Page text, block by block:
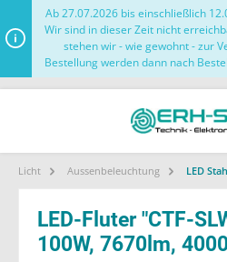
Ab 27.07.2026 bis einschließlich
Wir sind in dieser Zeit nicht
stehen wir - wie gewohnt - zur
Bestellung werden dann nach
Licht Aussenbeleuchtung LED
LED-Fluter "CTF-
100W, 7670lm,